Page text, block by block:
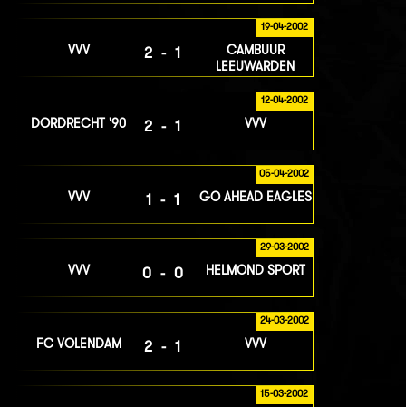
19-04-2002
VVV 2-1
CAMBUUR
LEEUWARDEN
12-04-2002
DORDRECHT '90 2-1 VVV
05-04-2002
VVV 1-1 GO AHEAD EAGLES
29-03-2002
VVV 0-0 HELMOND SPORT
24-03-2002
FC VOLENDAM 2-1 VVV
15-03-2002